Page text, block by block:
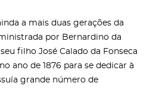
a mais duas gerações da
por Bernardino da
filho José Calado da Fonseca
ano de 1876 para se dedicar à
grande número de